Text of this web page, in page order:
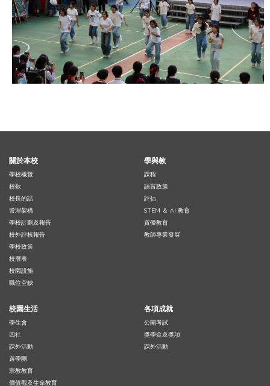
關於本校
學校概覽
校歌
校長的話
管理架構
學校計劃及報告
校外評核報告
學校政策
校曆表
校園設施
職位空缺
學與教
課程
語言政策
評估
STEM ＆ AI 教育
資優教育
教師專業發展
校園生活
學生會
四社
課外活動
遊學團
宗教教育
價值觀及生命教育
各項成就
公開考試
獎學金及獎項
課外活動